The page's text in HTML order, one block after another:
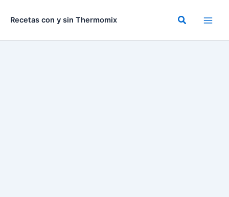
Recetas con y sin Thermomix Buscar